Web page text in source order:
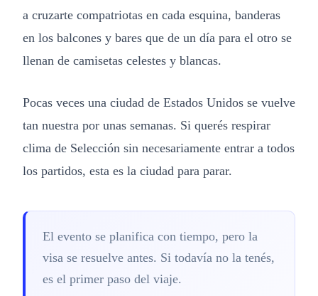
a cruzarte compatriotas en cada esquina, banderas
en los balcones y bares que de un día para el otro se
llenan de camisetas celestes y blancas.
Pocas veces una ciudad de Estados Unidos se vuelve
tan nuestra por unas semanas. Si querés respirar
clima de Selección sin necesariamente entrar a todos
los partidos, esta es la ciudad para parar.
El evento se planifica con tiempo, pero la
visa se resuelve antes. Si todavía no la tenés,
es el primer paso del viaje.